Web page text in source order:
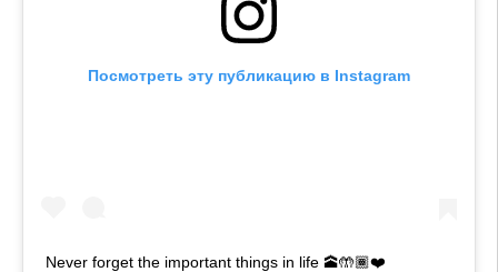
Посмотреть эту публикацию в Instagram
Never forget the important things in life 🕋🤲🏾❤️